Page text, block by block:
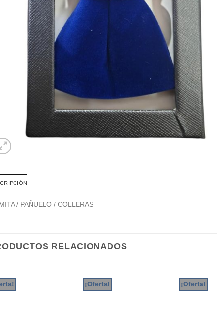
/ PAÑUELO / COLLERAS
RELACIONADOS
¡Oferta! ¡Oferta!